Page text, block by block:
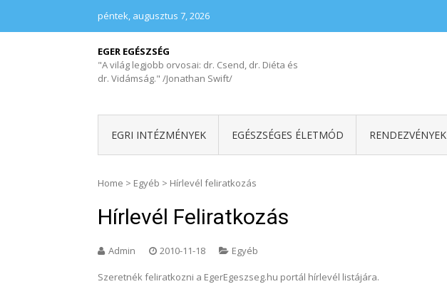
péntek, augusztus 7, 2026
EGER EGÉSZSÉG
"A világ legjobb orvosai: dr. Csend, dr. Diéta és
dr. Vidámság." /Jonathan Swift/
EGRI INTÉZMÉNYEK EGÉSZSÉGES ÉLETMÓD RENDEZVÉNYEK
Home > Egyéb > Hírlevél feliratkozás
Hírlevél Feliratkozás
Admin 2010-11-18 Egyéb
Szeretnék feliratkozni a EgerEgeszseg.hu portál hírlevél listájára.